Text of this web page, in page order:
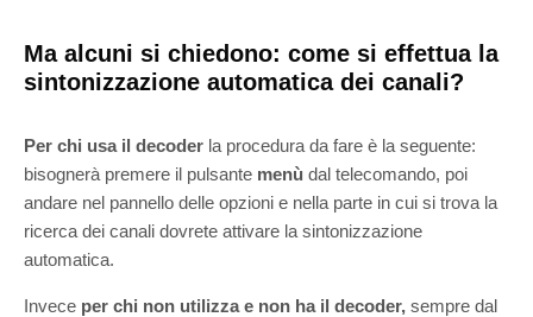
Ma alcuni si chiedono: come si effettua la
sintonizzazione automatica dei canali?
Per chi usa il decoder la procedura da fare è la seguente:
bisognerà premere il pulsante menù dal telecomando, poi
andare nel pannello delle opzioni e nella parte in cui si trova la
ricerca dei canali dovrete attivare la sintonizzazione
automatica.
Invece per chi non utilizza e non ha il decoder, sempre dal